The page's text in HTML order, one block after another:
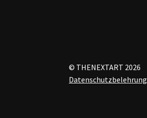
© THENEXTART 2026
Datenschutzbelehrung